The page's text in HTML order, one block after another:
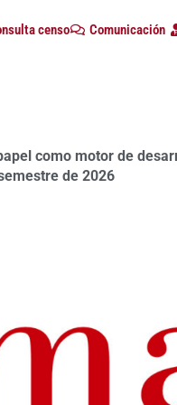
censo Comunicación
como motor de
de 2026